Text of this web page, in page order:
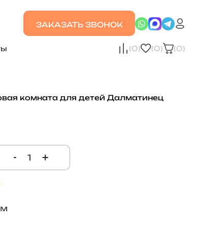
ЗАКАЗАТЬ ЗВОНОК
(0) (0) (0)
комната для детей Далматинец
- +